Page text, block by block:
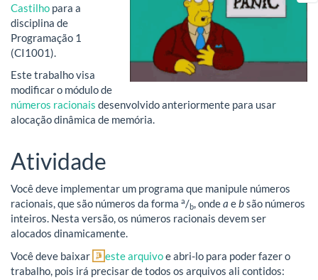
Castilho para a
disciplina de
Programação 1
(CI1001).
Este trabalho visa
modificar o módulo de
números racionais desenvolvido anteriormente para usar
alocação dinâmica de memória.
Atividade
Você deve implementar um programa que manipule números
racionais, que são números da forma a/b, ondea ebsão números
inteiros. Nesta versão, os números racionais devem ser
alocados dinamicamente.
Você deve baixar
este arquivoe abri-lo para poder fazer o
trabalho, pois irá precisar de todos os arquivos ali contidos: